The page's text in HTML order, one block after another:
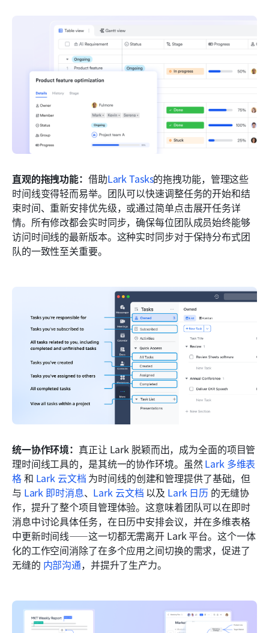
直观的拖拽功能： 借助Lark Tasks的拖拽功能，管理这些
时间线变得轻而易举。团队可以快速调整任务的开始和结
束时间、重新安排优先级，或通过简单点击展开任务详
情。所有修改都会实时同步，确保每位团队成员始终能够
访问时间线的最新版本。这种实时同步对于保持分布式团
队的一致性至关重要。
统一协作环境： 真正让 Lark 脱颖而出，成为全面的项目管
理时间线工具的，是其统一的协作环境。虽然 Lark 多维表
格 和 Lark 云文档 为时间线的创建和管理提供了基础，但
与 Lark 即时消息、 Lark 云文档 以及 Lark 日历 的无缝协
作，提升了整个项目管理体验。这意味着团队可以在即时
消息中讨论具体任务，在日历中安排会议，并在多维表格
中更新时间线——这一切都无需离开 Lark 平台。这个一体
化的工作空间消除了在多个应用之间切换的需求，促进了
无缝的 内部沟通，并提升了生产力。